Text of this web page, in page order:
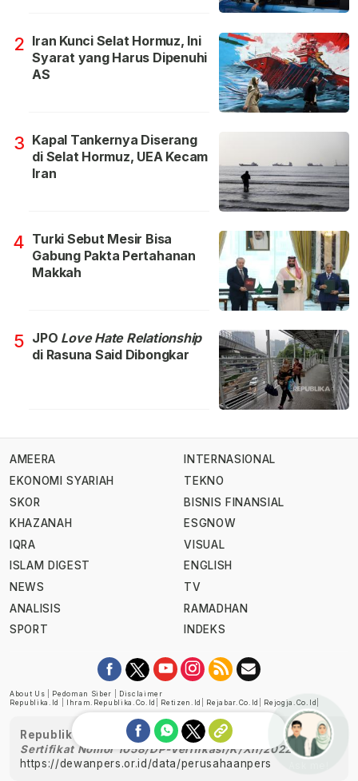
2 Iran Kunci Selat Hormuz, Ini
Syarat yang Harus Dipenuhi
AS
3 Kapal Tankernya Diserang
di Selat Hormuz, UEA Kecam
Iran
4 Turki Sebut Mesir Bisa
Gabung Pakta Pertahanan
Makkah
5 JPO Love Hate Relationship
di Rasuna Said Dibongkar
AMEERA
EKONOMI SYARIAH
SKOR
KHAZANAH
IQRA
ISLAM DIGEST
NEWS
ANALISIS
SPORT
INTERNASIONAL
TEKNO
BISNIS FINANSIAL
ESGNOW
VISUAL
ENGLISH
TV
RAMADHAN
INDEKS
About Us Pedoman Siber
Disclaimer
Republika.id
Ihram.republika.co.id Retizen.id Rejabar.co.id Rejogja.co.id
Republika telah diverifikasi oleh Dewan Pers
Sertifikat Nomor 1058/DP-Verifikasi/K/XII/2022
https://dewanpers.or.id/data/perusahaanpers